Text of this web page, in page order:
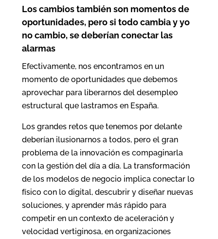
Los cambios también son momentos de
oportunidades, pero si todo cambia y yo
no cambio, se deberían conectar las
alarmas
Efectivamente, nos encontramos en un
momento de oportunidades que debemos
aprovechar para liberarnos del desempleo
estructural que lastramos en España.
Los grandes retos que tenemos por delante
deberían ilusionarnos a todos, pero el gran
problema de la innovación es compaginarla
con la gestión del día a día. La transformación
de los modelos de negocio implica conectar lo
físico con lo digital, descubrir y diseñar nuevas
soluciones, y aprender más rápido para
competir en un contexto de aceleración y
velocidad vertiginosa, en organizaciones